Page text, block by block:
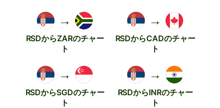
→
RSDからZARのチャー
ト
→
RSDからCADのチャー
ト
→
RSDからSGDのチャー
ト
→
RSDからINRのチャー
ト